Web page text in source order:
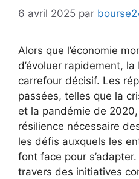
6 avril 2025 par
Alors que l’économie
d’évoluer rapidement,
carrefour décisif. Les
passées, telles que la
et la pandémie de
résilience nécessaire
les défis auxquels les
font face pour
travers des initiatives